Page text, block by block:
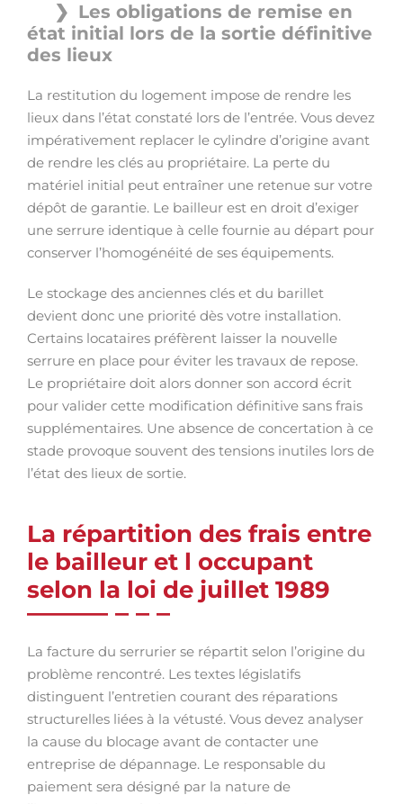
Les obligations de remise en
état initial lors de la sortie définitive
des lieux
La restitution du logement impose de rendre les
lieux dans l’état constaté lors de l’entrée. Vous devez
impérativement replacer le cylindre d’origine avant
de rendre les clés au propriétaire. La perte du
matériel initial peut entraîner une retenue sur votre
dépôt de garantie. Le bailleur est en droit d’exiger
une serrure identique à celle fournie au départ pour
conserver l’homogénéité de ses équipements.
Le stockage des anciennes clés et du barillet
devient donc une priorité dès votre installation.
Certains locataires préfèrent laisser la nouvelle
serrure en place pour éviter les travaux de repose.
Le propriétaire doit alors donner son accord écrit
pour valider cette modification définitive sans frais
supplémentaires. Une absence de concertation à ce
stade provoque souvent des tensions inutiles lors de
l’état des lieux de sortie.
La répartition des frais entre
le bailleur et l occupant
selon la loi de juillet 1989
La facture du serrurier se répartit selon l’origine du
problème rencontré. Les textes législatifs
distinguent l’entretien courant des réparations
structurelles liées à la vétusté. Vous devez analyser
la cause du blocage avant de contacter une
entreprise de dépannage. Le responsable du
paiement sera désigné par la nature de